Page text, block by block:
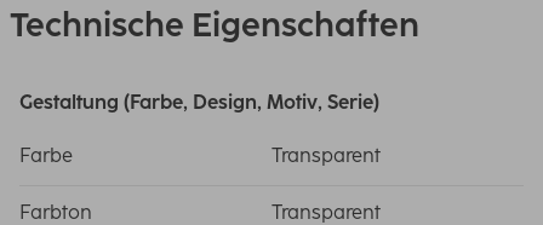
Technische Eigenschaften
Gestaltung (Farbe, Design, Motiv, Serie)
Farbe Transparent
Farbton Transparent